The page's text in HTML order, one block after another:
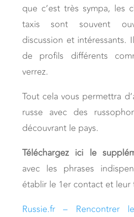
que c’est très sympa, les
taxis sont souvent
discussion et intéressants.
de profils différents
verrez.
Tout cela vous permettra
russe avec des
découvrant le pays.
Téléchargez ici le
avec les phrases
établir le 1er contact et leur
Russie.fr – Rencontrer